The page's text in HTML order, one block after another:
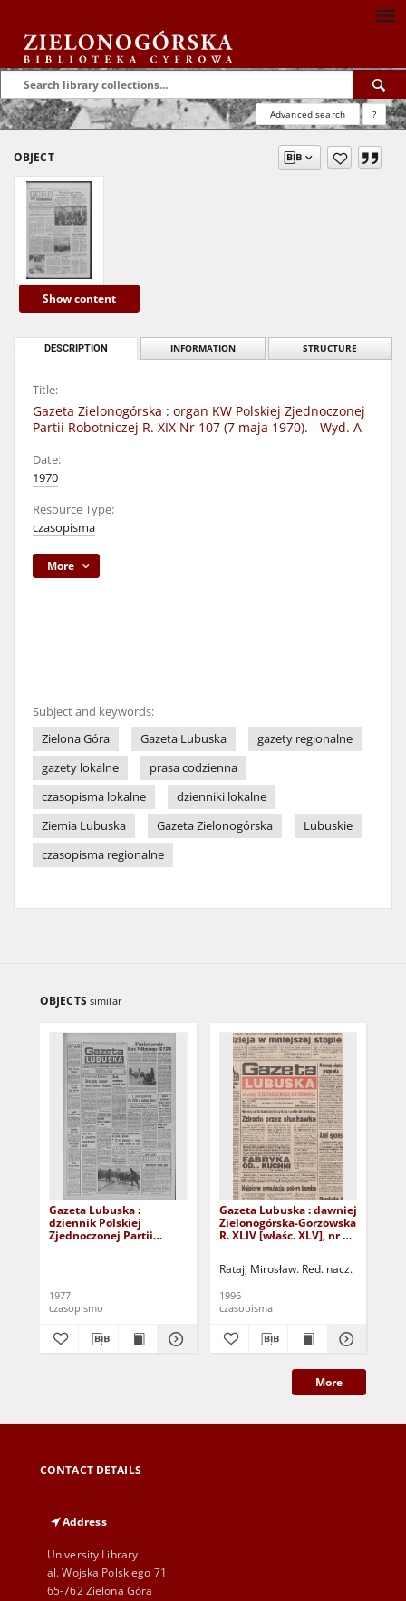
Advanced search ?
OBJECT
Show content
DESCRIPTION INFORMATION STRUCTURE
Title:
Gazeta Zielonogórska : organ KW Polskiej Zjednoczonej
Partii Robotniczej R. XIX Nr 107 (7 maja 1970). - Wyd. A
Date:
1970
Resource Type:
czasopisma
More
Subject and keywords:
Zielona Góra
Gazeta Lubuska
gazety regionalne
gazety lokalne
prasa codzienna
czasopisma lokalne
dzienniki lokalne
Ziemia Lubuska
Gazeta Zielonogórska
Lubuskie
czasopisma regionalne
OBJECTS similar
Gazeta Lubuska :
dziennik Polskiej
Zjednoczonej Partii
1977
czasopismo
Gazeta Lubuska : dawniej
Zielonogórska-Gorzowska
R. XLIV [właśc. XLV], nr 52
Rataj, Mirosław. Red. nacz.
1996
czasopisma
More
CONTACT DETAILS
Address
University Library
al. Wojska Polskiego 71
65-762 Zielona Góra